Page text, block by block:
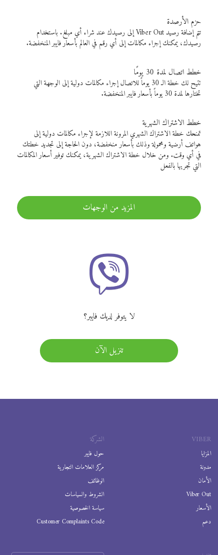
حزم الأرصدة
تتم إضافة رصيد Viber Out إلى رصيدك عند شراء أي مبلغ. باستخدام
رصيدك، يمكنك إجراء مكالمات إلى أي رقم في العالم بأسعار فايبر المنخفضة.
خطط اتصال لمدة 30 يومًا
تتيح لك خطة الـ 30 يوماً للاتصال إجراء مكالمات دولية إلى الوجهة التي
تختارها لمدة 30 يوماً بأسعار فايبر المنخفضة.
خطط الاشتراك الشهرية
تمنحك خطة الاشتراك الشهري المرونة اللازمة لإجراء مكالمات دولية إلى
هواتف أرضية ومحمولة وذلك بأسعار منخفضة، دون الحاجة إلى تجديد خطتك
في أي وقت. ومن خلال خطة الاشتراك الشهرية، يمكنك توفير أسعار المكالمات
التي تجريها بالفعل
المزيد من الوجهات
لا يتوفر لديك فايبر؟
تنزيل الآن
VIBER
المزايا
مدونة
الأمان
Viber Out
الأسعار
دعم
الشركة
حول فايبر
مركز العلامات التجارية
الوظائف
الشروط والسياسات
سياسة الخصوصية
Customer Complaints Code